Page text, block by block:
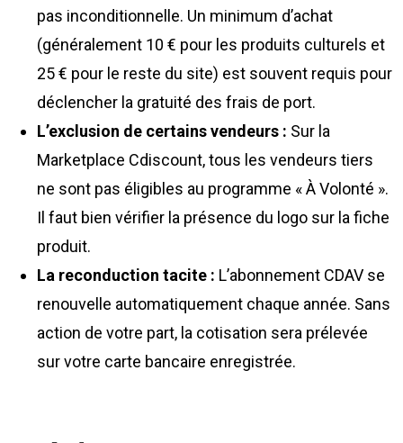
pas inconditionnelle. Un minimum d’achat
(généralement 10 € pour les produits culturels et
25 € pour le reste du site) est souvent requis pour
déclencher la gratuité des frais de port.
L’exclusion de certains vendeurs : Sur la
Marketplace Cdiscount, tous les vendeurs tiers
ne sont pas éligibles au programme « À Volonté ».
Il faut bien vérifier la présence du logo sur la fiche
produit.
La reconduction tacite : L’abonnement CDAV se
renouvelle automatiquement chaque année. Sans
action de votre part, la cotisation sera prélevée
sur votre carte bancaire enregistrée.